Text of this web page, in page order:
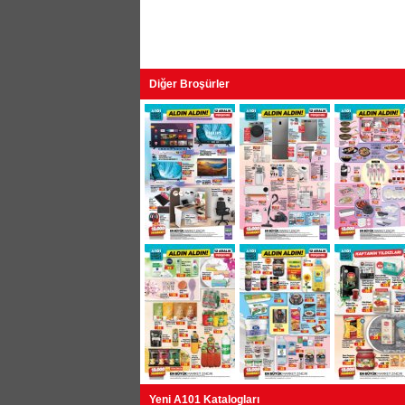
Diğer Broşürler
Yeni A101 Katalogları